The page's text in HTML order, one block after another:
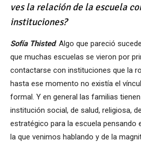
ves la relación de la escuela
instituciones?
Sofía Thisted: Algo que pareció
que muchas escuelas se vieron por
contactarse con instituciones que la
hasta ese momento no existía el
formal. Y en general las familias
institución social, de salud, religiosa,
estratégico para la escuela pensando
la que venimos hablando y de la